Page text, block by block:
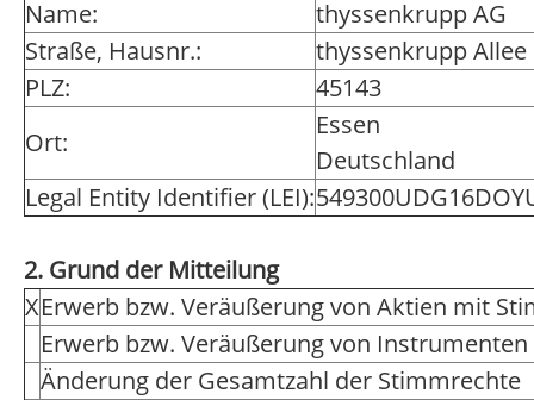
Name:
thyssenkrupp AG
Straße, Hausnr.:
thyssenkrupp Allee
PLZ:
45143
Ort:
Essen
Deutschland
Legal Entity Identifier (LEI):
2. Grund der Mitteilung
XErwerb bzw. Veräußerung von Aktien mit
Erwerb bzw. Veräußerung von Instrumenten
Änderung der Gesamtzahl der Stimmrechte